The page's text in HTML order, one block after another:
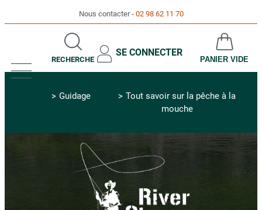
Nous contacter 02 98 62 11 70
RECHERCHE
SE CONNECTER
PANIER VIDE
Guidage
Tout savoir sur la pêche à la
mouche